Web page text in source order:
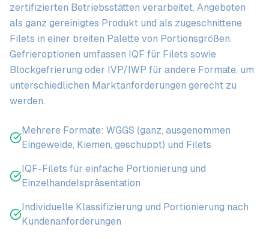
zertifizierten Betriebsstätten verarbeitet. Angeboten
als ganz gereinigtes Produkt und als zugeschnittene
Filets in einer breiten Palette von Portionsgrößen.
Gefrieroptionen umfassen IQF für Filets sowie
Blockgefrierung oder IVP/IWP für andere Formate, um
unterschiedlichen Marktanforderungen gerecht zu
werden.
Mehrere Formate: WGGS (ganz, ausgenommen
Eingeweide, Kiemen, geschuppt) und Filets
IQF-Filets für einfache Portionierung und
Einzelhandelspräsentation
Individuelle Klassifizierung und Portionierung nach
Kundenanforderungen